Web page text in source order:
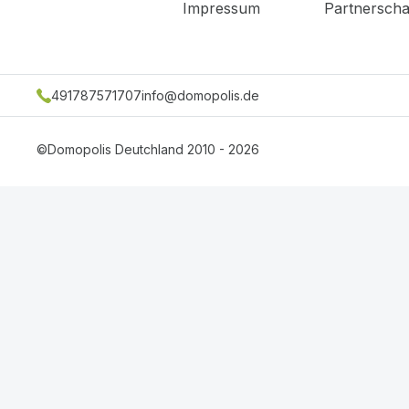
Impressum
491787571707info@domopolis.de
©Domopolis Deutchland 2010 - 2026